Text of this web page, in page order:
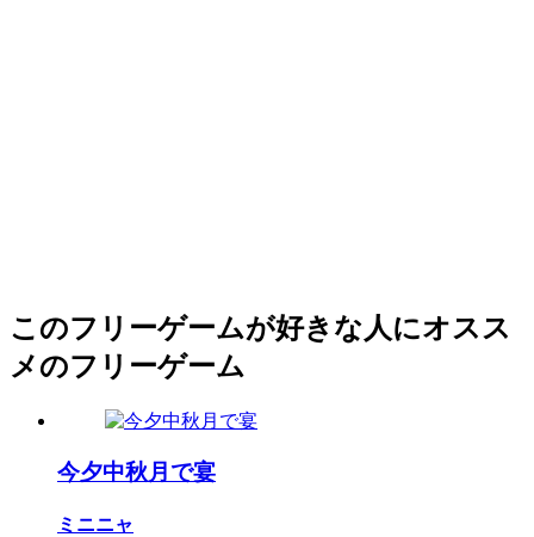
このフリーゲームが好きな人にオスス
メのフリーゲーム
今夕中秋月で宴
ミニニャ